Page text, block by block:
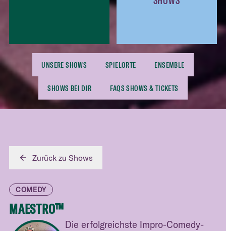
UNSERE SHOWS SPIELORTE ENSEMBLE
SHOWS BEI DIR FAQS SHOWS & TICKETS
Zurück zu Shows
COMEDY
MAESTRO™
Die erfolgreichste Impro-Comedy-